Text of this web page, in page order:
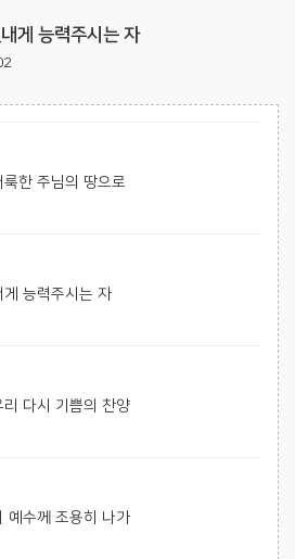
게 능력주시는 자
한 주님의 땅으로
능력주시는 자
다시 기쁨의 찬양
예수께 조용히 나가